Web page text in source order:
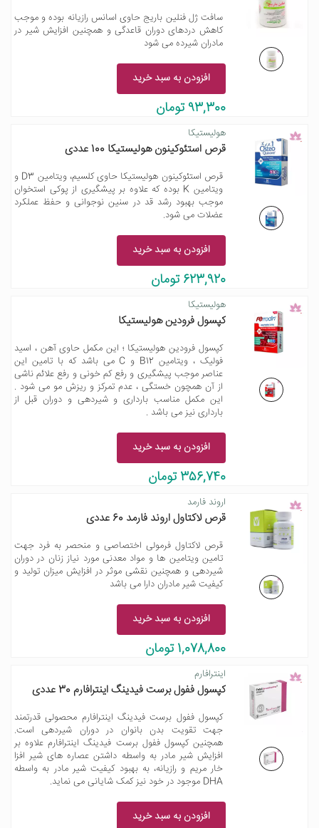
سافت ژل فنلین باریج حاوی اسانس رازیانه بوده و موجب
کاهش دردهای دوران قاعدگی و همچنین افزایش شیر در
مادران شیرده می شود
افزودن به سبد خرید
93,300 تومان
هولیستیکا
قرص استئوکینون هولیستیکا 100 عددی
قرص استئوکینون هولیستیکا حاوی کلسیم، ویتامین D3 و
ویتامین K بوده که علاوه بر پیشگیری از پوکی استخوان
موجب بهبود رشد قد در سنین نوجوانی و حفظ عملکرد
عضلات می شود.
افزودن به سبد خرید
623,920 تومان
هولیستیکا
کپسول فرودین هولیستیکا
کپسول فرودین هولیستیکا ؛ این مکمل حاوی آهن ، اسید
فولیک ، ویتامین B12 و C می باشد که با تامین این
عناصر موجب پیشگیری و رفع کم خونی و رفع علائم ناشی
از آن همچون خستگی ، عدم تمرکز و ریزش مو می شود .
این مکمل مناسب بارداری و شیردهی و دوران قبل از
بارداری نیز می باشد .
افزودن به سبد خرید
356,740 تومان
اروند فارمد
قرص لاکتاول اروند فارمد 60 عددی
قرص لاکتاول فرمولی اختصاصی و منحصر به فرد جهت
تامین ویتامین ها و مواد معدنی مورد نیاز زنان در دوران
شیردهی و همچنین نقشی موثر در افزایش میزان تولید و
کیفیت شیر مادران دارا می باشد
افزودن به سبد خرید
1,078,800 تومان
اینترافارم
کپسول ففول برست فیدینگ اینترافارم 30 عددی
کپسول ففول برست فیدینگ اینترافارم محصولی قدرتمند
جهت تقویت بدن بانوان در دوران شیردهی است.
همچنین کپسول ففول برست فیدینگ اینترافارم علاوه بر
افزایش شیر مادر به واسطه داشتن عصاره های شیر افزا
خار مریم و رازیانه، به بهبود کیفیت شیر مادر به واسطه
DHA موجود در خود نیز کمک شایانی می نماید.
افزودن به سبد خرید